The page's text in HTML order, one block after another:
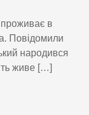
проживає в
Повідомили
народився
живе […]